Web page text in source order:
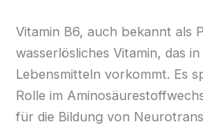
Vitamin B6, auch bekannt als
wasserlösliches Vitamin, das
Lebensmitteln vorkommt. Es
Rolle im
für die Bildung von